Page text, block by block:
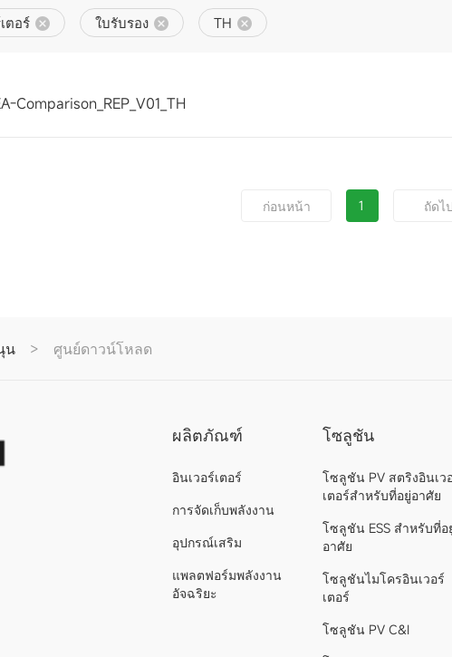
ตอร์ ใบรับรอง TH
Comparison_REP_V01_TH
ก่อนหน้า 1 ถัดไป
น > ศูนย์ดาวน์โหลด
ผลิตภัณฑ์
อินเวอร์เตอร์
การจัดเก็บพลังงาน
อุปกรณ์เสริม
แพลตฟอร์มพลังงาน
อัจฉริยะ
โซลูชัน
โซลูชัน PV สตริงอินเว
เตอร์สำหรับที่อยู่อาศัย
โซลูชัน ESS สำหรับที่อ
อาศัย
โซลูชันไมโครอินเวอร์
เตอร์
โซลูชัน PV C&I